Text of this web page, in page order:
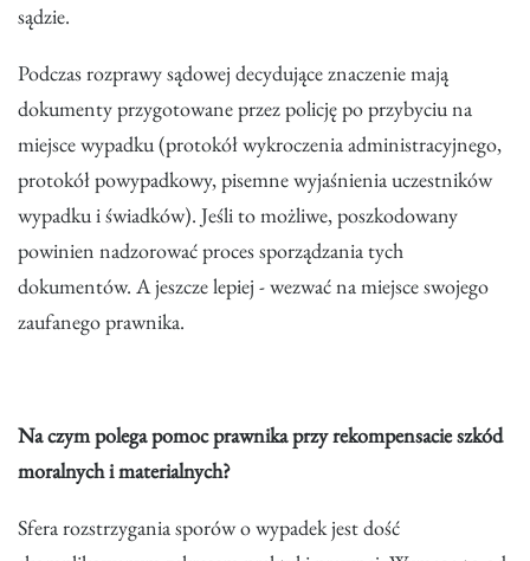
sądzie.
Podczas rozprawy sądowej decydujące znaczenie mają
dokumenty przygotowane przez policję po przybyciu na
miejsce wypadku (protokół wykroczenia administracyjnego,
protokół powypadkowy, pisemne wyjaśnienia uczestników
wypadku i świadków). Jeśli to możliwe, poszkodowany
powinien nadzorować proces sporządzania tych
dokumentów. A jeszcze lepiej - wezwać na miejsce swojego
zaufanego prawnika.
Na czym polega pomoc prawnika przy rekompensacie szkód
moralnych i materialnych?
Sfera rozstrzygania sporów o wypadek jest dość